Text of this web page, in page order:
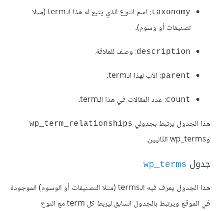
taxonomy
: اسم النوع الذي يتبع له هذا الـterm (مثلا
تصنيفات أو وسوم).
description: وصف للعلاقة.
parent: الأب لهذا الـterm.
count: عدد المقالات في هذا الـterm.
هذا الجدول يرتبط بجدولي wp_term_relationships
وwp_terms التّاليين.
جدول wp_terms
هذا الجدول يعرف فيه الـterms (مثلا التصنيفات أو الوسوم) الموجودة
في الموقع ويرتبط بالجدول السابق ليربط كل term مع النوع